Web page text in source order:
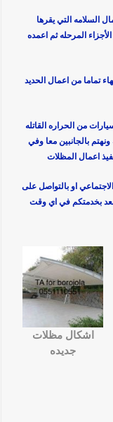
السلامه التي يقرها
المرحله ثم اعمده
تماما من اعمال الحديد
من الحراره القاتله
بالجانبين معا وفي
اعمال المظلات
او بالتواصل على
المعروفه ومنها الرقم المباشر ٠٥٥١١١٠٥٥١ نسعد بخدمتكم في اي وقت
اشكال مظلات
جديده